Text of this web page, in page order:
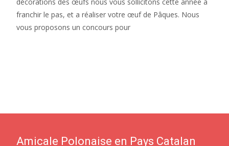
franchir le pas, et a réaliser votre œuf de Pâques. Nous
vous proposons un concours pour
Amicale Polonaise en Pays Catalan